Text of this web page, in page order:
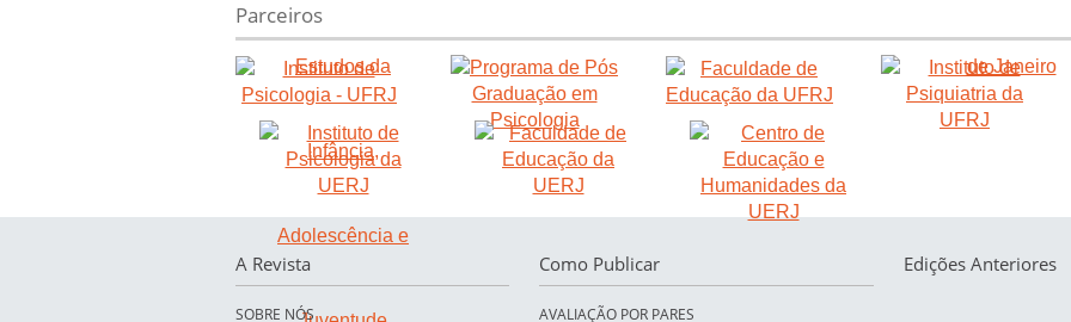
Parceiros
A Revista
SOBRE NÓS
Como Publicar
AVALIAÇÃO POR PARES
Edições Anteriores